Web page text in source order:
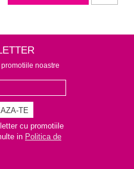
noastre
cu promotiile
in Politica de